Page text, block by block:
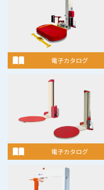
電子カタログ
電子カタログ